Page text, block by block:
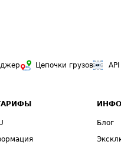
Цепочки грузов
Блог